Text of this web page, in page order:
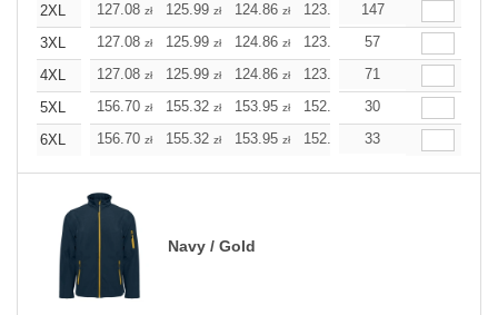
2XL
127.08 zł 125.99 zł 124.86 zł 123.78 122.69
147
3XL
127.08 zł 125.99 zł 124.86 zł 123.78 122.69
57
4XL
127.08 zł 125.99 zł 124.86 zł 123.78 122.69
71
5XL
156.70 zł 155.32 zł 153.95 zł 152.62 151.25
30
6XL
156.70 zł 155.32 zł 153.95 zł 152.62 151.25
33
Navy / Gold